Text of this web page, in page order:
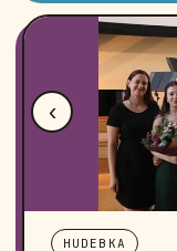
‹
HUDEBKA